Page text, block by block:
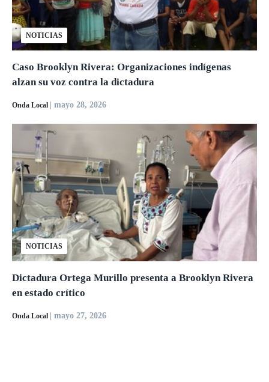
NOTICIAS
Caso Brooklyn Rivera: Organizaciones indígenas
alzan su voz contra la dictadura
Onda Local | mayo 28, 2026
NOTICIAS
Dictadura Ortega Murillo presenta a Brooklyn Rivera
en estado crítico
Onda Local | mayo 27, 2026